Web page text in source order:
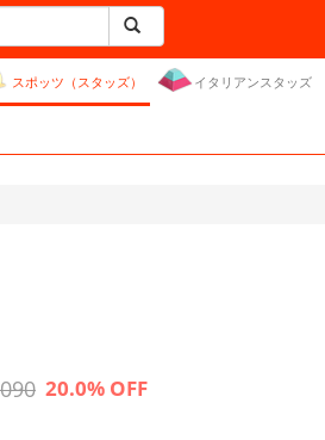
スポッツ（スタッズ） イタリアンスタッズ
20.0% OFF